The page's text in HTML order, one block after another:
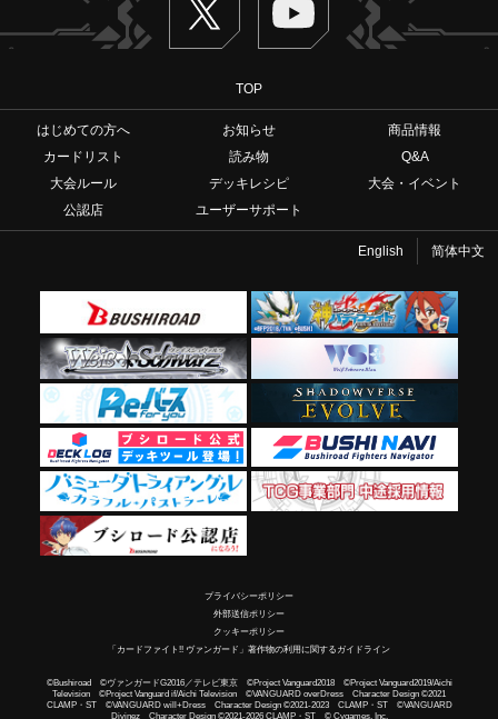
TOP
はじめての方へ お知らせ
商品情報
カードリスト
読み物
Q&A
大会ルール
デッキレシピ
大会・イベント
公認店
ユーザーサポート
English 简体中文
プライバシーポリシー
外部送信ポリシー
クッキーポリシー
「カードファイト!! ヴァンガード」著作物の利用に関するガイドライン
©Bushiroad ©ヴァンガードG2016／テレビ東京 ©Project Vanguard2018 ©Project Vanguard2019/Aichi
Television ©Project Vanguard if/Aichi Television ©VANGUARD overDress Character Design ©2021
CLAMP・ST ©VANGUARD will+Dress Character Design ©2021-2023 CLAMP・ST ©VANGUARD
Divinez Character Design ©2021-2026 CLAMP・ST © Cygames, Inc.